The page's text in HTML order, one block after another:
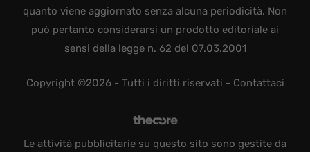
quanto viene aggiornato senza alcuna periodicità. Non
può pertanto considerarsi un prodotto editoriale ai
sensi della legge n. 62 del 07.03.2001
Copyright ©2026 - Tutti i diritti riservati - Contattaci
Le attività pubblicitarie su questo sito sono gestite da